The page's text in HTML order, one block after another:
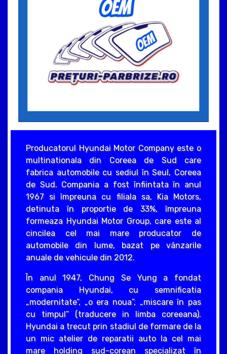
Producatorul Hyundai Motor Company este o
multinationala din Coreea de Sud care
fabrica automobile cu sediul în Seul, Coreea
de Sud. Compania a fost înfiintata în anul
1967 si împreuna cu filiala sa, Kia Motors,
detinuta în proportie de 33%, împreuna
formeaza Hyundai Motor Group, care este al
cincilea cel mai mare producator de
automobile din lume, bazat pe vânzarile
anuale de vehicule din 2012.
În anul 1947, Chung Se Yung a fondat
compania Hyundai, cu semnificatia
„modernitate”, „o era noua”, „miscare în pas
cu timpul” (traducere in limba coreeana).
Hyundai a trecut prin stadiul de formare de la
un mic atelier de reparatii auto la cel mai
mare holding sud-corean specializat în